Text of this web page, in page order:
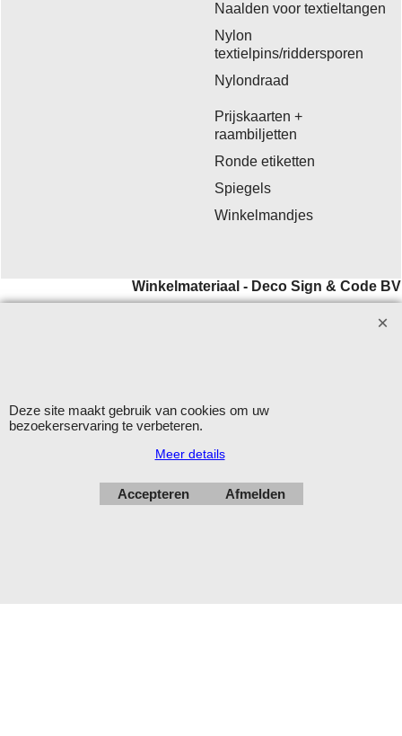
Naalden voor textieltangen
Nylon
textielpins/riddersporen
Nylondraad
Prijskaarten +
raambiljetten
Ronde etiketten
Spiegels
Winkelmandjes
Winkelmateriaal - Deco Sign & Code BV
Deze site maakt gebruik van cookies om uw
bezoekerservaring te verbeteren.
Meer details
Accepteren Afmelden